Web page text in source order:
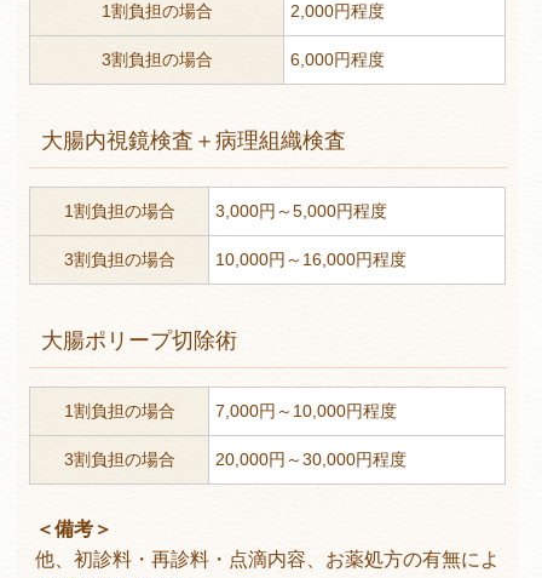
1割負担の場合 2,000円程度
3割負担の場合 6,000円程度
大腸内視鏡検査＋病理組織検査
1割負担の場合 3,000円～5,000円程度
3割負担の場合 10,000円～16,000円程度
大腸ポリープ切除術
1割負担の場合 7,000円～10,000円程度
3割負担の場合 20,000円～30,000円程度
＜備考＞
他、初診料・再診料・点滴内容、お薬処方の有無によ